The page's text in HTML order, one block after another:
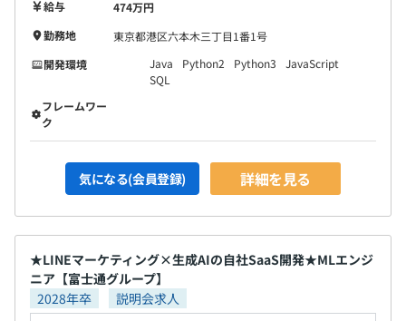
PJより異なります
給与
474万円
勤務地
東京都港区六本木三丁目1番1号
開発環境
Java Python2 Python3
JavaScript
SQL
フレームワー
ク
気になる(会員登録) 詳細を見る
★LINEマーケティング×生成AIの自社SaaS開発★MLエンジ
ニア【富士通グループ】
2028年卒
説明会求人